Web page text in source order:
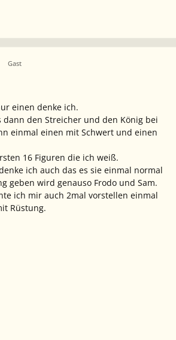
Gast
einen denke ich.
den Streicher und den König bei
einmal einen mit Schwert und einen
16 Figuren die ich weiß.
ich auch das es sie einmal normal
geben wird genauso Frodo und Sam.
ich mir auch 2mal vorstellen einmal
Rüstung.